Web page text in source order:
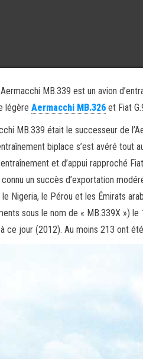
MB.339 est un avion
légère Aermacchi MB.326 et Fiat
MB.339 était le successeur de
biplace s’est avéré
et d’appui rapproché
un succès d’exportation
le Nigeria, le Pérou et les Émirats
sous le nom de « MB.339X »)
ce jour (2012). Au moins 213 ont